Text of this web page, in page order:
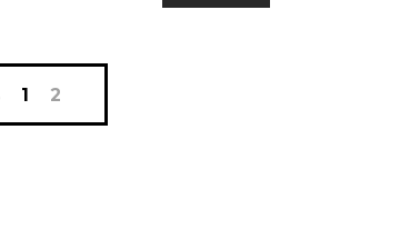
1 2